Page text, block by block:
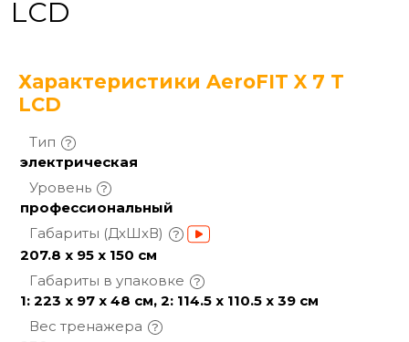
LCD
Характеристики AeroFIT X 7 T
LCD
Тип
электрическая
Уровень
профессиональный
Габариты (ДхШхВ)
207.8 x 95 x 150 см
Габариты в упаковке
1: 223 х 97 х 48 см, 2: 114.5 х 110.5 х 39 см
Вес тренажера